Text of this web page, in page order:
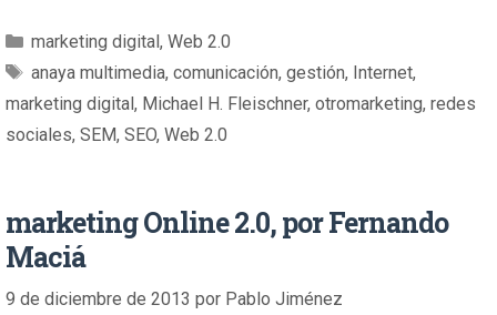
marketing digital, Web 2.0
anaya multimedia, comunicación, gestión, Internet,
marketing digital, Michael H. Fleischner, otromarketing, redes
sociales, SEM, SEO, Web 2.0
marketing Online 2.0, por Fernando
Maciá
9 de diciembre de 2013 por Pablo Jiménez